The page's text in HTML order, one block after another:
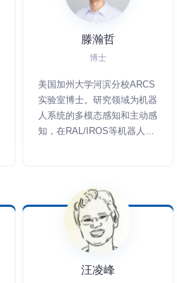
滕瀚哲
博士
美国加州大学河滨分校ARCS
实验室博士。研究领域为机器
人系统的多模态感知和主动感
知，在RAL/IROS等机器人学
中学到研究生各阶段的同学们
讲授机器人学课程。
汪凌峰